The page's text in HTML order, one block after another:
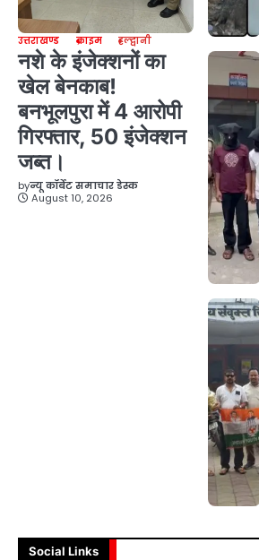
उत्तराखण्ड क्राइम हल्द्वानी
नशे के इंजेक्शनों का
खेल बेनकाब!
बनभूलपुरा में 4 आरोपी
गिरफ्तार, 50 इंजेक्शन
जब्त।
byन्यू कॉर्बेट समाचार डेस्क
August 10, 2026
Social Links